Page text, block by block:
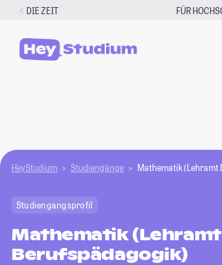
Zum
springen
DIE ZEIT FÜR
HeyStudium Studiengänge Mathematik (Lehramt
Studiengangsprofil
Mathematik (Lehramt
Berufspädagogik)